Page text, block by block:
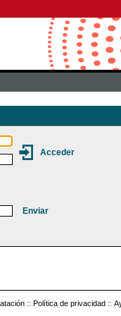
:: Política de privacidad ::